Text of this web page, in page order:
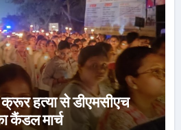
हत्या से डीएमसीएच
कैंडल मार्च